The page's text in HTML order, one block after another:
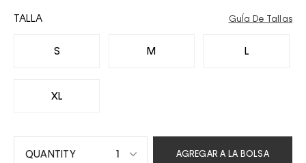
TALLA
S M L
XL
GuÍa De Tallas
1 AGREGAR A LA BOLSA